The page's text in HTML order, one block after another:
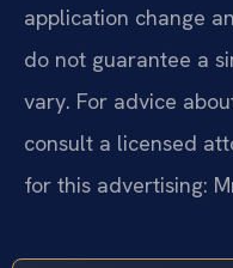
application change
do not guarantee a
vary. For advice
consult a licensed
for this advertising: